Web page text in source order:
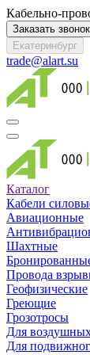
Кабельно-
Заказать звонок
Екатеринбург
trade@alart.su
Каталог
Кабели
Авиационные
Шахтные
Провода
Геофизические
Греющие
Грозотросы
Для
Для